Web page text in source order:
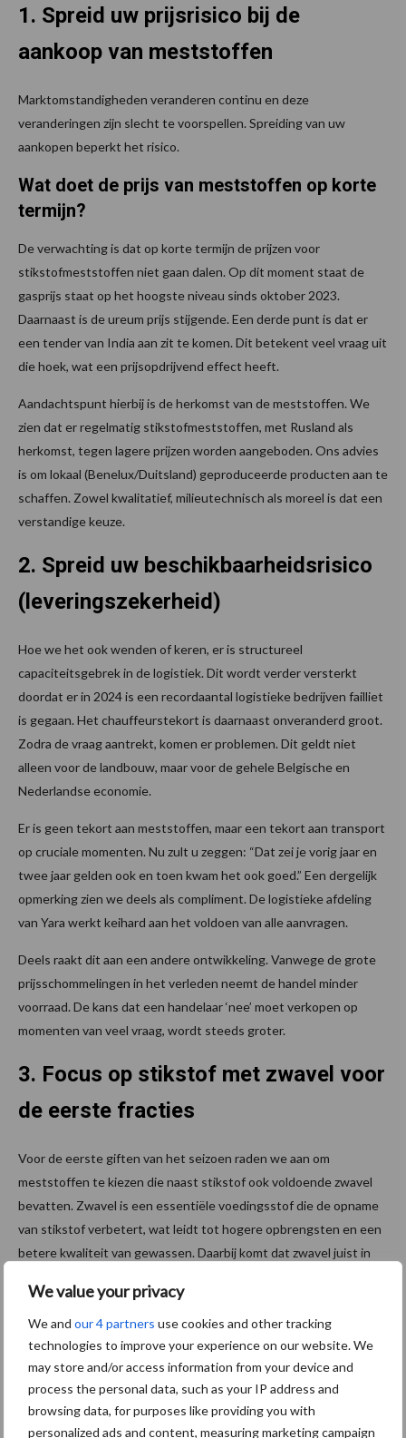
We value your privacy
We and our 4 partners use cookies and other tracking
technologies to improve your experience on our website. We
may store and/or access information from your device and
process the personal data, such as your IP address and
browsing data, for purposes like providing you with
personalized ads and content, measuring marketing campaign
1. Spreid uw prijsrisico bij de
aankoop van meststoffen
Marktomstandigheden veranderen continu en deze
veranderingen zijn slecht te voorspellen. Spreiding van uw
aankopen beperkt het risico.
Wat doet de prijs van meststoffen op korte
termijn?
De verwachting is dat op korte termijn de prijzen voor
stikstofmeststoffen niet gaan dalen. Op dit moment staat de
gasprijs staat op het hoogste niveau sinds oktober 2023.
Daarnaast is de ureum prijs stijgende. Een derde punt is dat er
een tender van India aan zit te komen. Dit betekent veel vraag uit
die hoek, wat een prijsopdrijvend effect heeft.
Aandachtspunt hierbij is de herkomst van de meststoffen. We
zien dat er regelmatig stikstofmeststoffen, met Rusland als
herkomst, tegen lagere prijzen worden aangeboden. Ons advies
is om lokaal (Benelux/Duitsland) geproduceerde producten aan te
schaffen. Zowel kwalitatief, milieutechnisch als moreel is dat een
verstandige keuze.
2. Spreid uw beschikbaarheidsrisico
(leveringszekerheid)
Hoe we het ook wenden of keren, er is structureel
capaciteitsgebrek in de logistiek. Dit wordt verder versterkt
doordat er in 2024 is een recordaantal logistieke bedrijven failliet
is gegaan. Het chauffeurstekort is daarnaast onveranderd groot.
Zodra de vraag aantrekt, komen er problemen. Dit geldt niet
alleen voor de landbouw, maar voor de gehele Belgische en
Nederlandse economie.
Er is geen tekort aan meststoffen, maar een tekort aan transport
op cruciale momenten. Nu zult u zeggen: “Dat zei je vorig jaar en
twee jaar gelden ook en toen kwam het ook goed.” Een dergelijk
opmerking zien we deels als compliment. De logistieke afdeling
van Yara werkt keihard aan het voldoen van alle aanvragen.
Deels raakt dit aan een andere ontwikkeling. Vanwege de grote
prijsschommelingen in het verleden neemt de handel minder
voorraad. De kans dat een handelaar ‘nee’ moet verkopen op
momenten van veel vraag, wordt steeds groter.
3. Focus op stikstof met zwavel voor
de eerste fracties
Voor de eerste giften van het seizoen raden we aan om
meststoffen te kiezen die naast stikstof ook voldoende zwavel
bevatten. Zwavel is een essentiële voedingsstof die de opname
van stikstof verbetert, wat leidt tot hogere opbrengsten en een
betere kwaliteit van gewassen. Daarbij komt dat zwavel juist in
bodem zelf. Dit geldt ook bij voldoende bodemvoorraad.
4. Kies voor Yara’s bewezen kwaliteit
in Big Bags
Een mooi egaal strooiresultaat wordt voor een groot deel